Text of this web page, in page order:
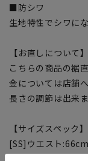
■防シワ
生地特性でシワに
【お直しについて】
こちらの商品の裾
金については店舗
長さの調節は出来
【サイズスペック】
[SS]ウエスト